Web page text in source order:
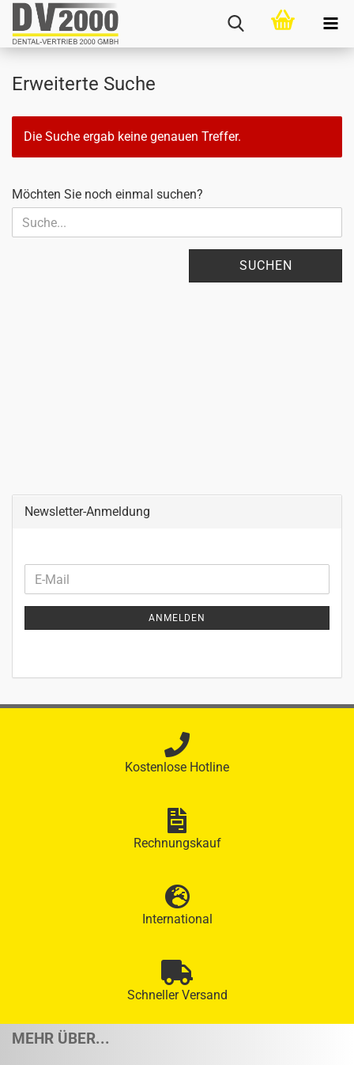
Erweiterte Suche
Die Suche ergab keine genauen Treffer.
MÖCHTEN
SIE
NOCH
Möchten Sie noch einmal suchen?
SUCHEN
Newsletter-Anmeldung
WEITER
ZUR
NEWSLETTER-
E-
Mail
ANMELDEN
Kostenlose Hotline
Rechnungskauf
International
Schneller Versand
MEHR ÜBER...